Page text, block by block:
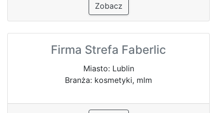
Zobacz
Firma Strefa Faberlic
Miasto: Lublin
Branża: kosmetyki, mlm